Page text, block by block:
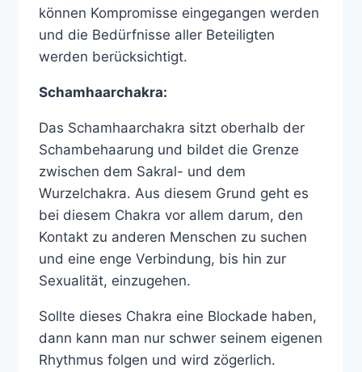
können Kompromisse eingegangen werden
und die Bedürfnisse aller Beteiligten
werden berücksichtigt.
Schamhaarchakra:
Das Schamhaarchakra sitzt oberhalb der
Schambehaarung und bildet die Grenze
zwischen dem Sakral- und dem
Wurzelchakra. Aus diesem Grund geht es
bei diesem Chakra vor allem darum, den
Kontakt zu anderen Menschen zu suchen
und eine enge Verbindung, bis hin zur
Sexualität, einzugehen.
Sollte dieses Chakra eine Blockade haben,
dann kann man nur schwer seinem eigenen
Rhythmus folgen und wird zögerlich.